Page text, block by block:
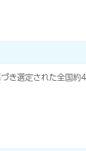
き選定された全国約